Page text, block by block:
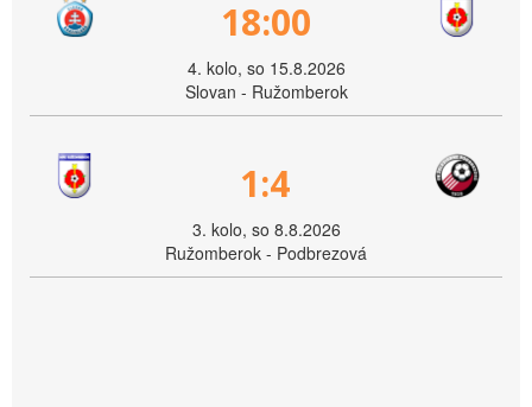
18:00
4. kolo, so 15.8.2026
Slovan - Ružomberok
1:4
3. kolo, so 8.8.2026
Ružomberok - Podbrezová